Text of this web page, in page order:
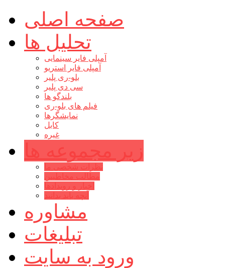
صفحه اصلی
تحلیل ها
آمپلی فایر سینمایی
آمپلی فایر استریو
بلو-ری پلیر
سی دی پلیر
بلندگو ها
فیلم های بلو-ری
نمایشگرها
کابل
غیره
زیر مجموعه ها
نظرات شخصی ما
مطالب مخاطبین
اخبار و رویدادها
آنچه باید بدانید
مشاوره
تبلیغات
ورود به سایت